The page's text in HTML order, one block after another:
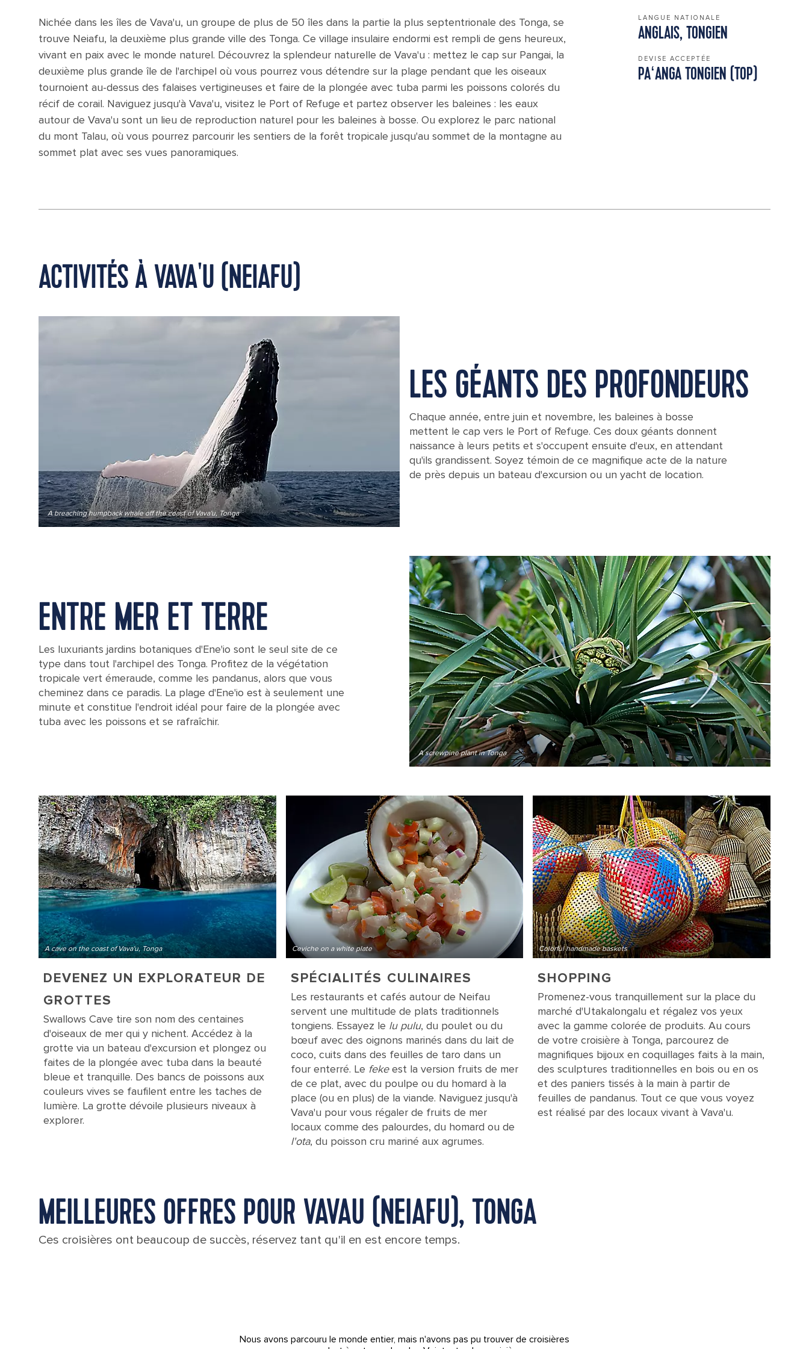
Nichée dans les îles de Vava'u, un groupe de plus de 50 îles dans la partie la plus septentrionale des Tonga, se
trouve Neiafu, la deuxième plus grande ville des Tonga. Ce village insulaire endormi est rempli de gens heureux,
vivant en paix avec le monde naturel. Découvrez la splendeur naturelle de Vava'u : mettez le cap sur Pangai, la
deuxième plus grande île de l'archipel où vous pourrez vous détendre sur la plage pendant que les oiseaux
tournoient au-dessus des falaises vertigineuses et faire de la plongée avec tuba parmi les poissons colorés du
récif de corail. Naviguez jusqu'à Vava'u, visitez le Port of Refuge et partez observer les baleines : les eaux
autour de Vava'u sont un lieu de reproduction naturel pour les baleines à bosse. Ou explorez le parc national
du mont Talau, où vous pourrez parcourir les sentiers de la forêt tropicale jusqu'au sommet de la montagne au
sommet plat avec ses vues panoramiques.
LANGUE NATIONALE
ANGLAIS, TONGIEN
DEVISE ACCEPTÉE
PAʻANGA TONGIEN (TOP)
ACTIVITÉS À VAVA'U (NEIAFU)
A breaching humpback whale off the coast of Vava'u, Tonga
LES GÉANTS DES PROFONDEURS
Chaque année, entre juin et novembre, les baleines à bosse
mettent le cap vers le Port of Refuge. Ces doux géants donnent
naissance à leurs petits et s'occupent ensuite d'eux, en attendant
qu'ils grandissent. Soyez témoin de ce magnifique acte de la nature
de près depuis un bateau d'excursion ou un yacht de location.
A screwpine plant in Tonga
ENTRE MER ET TERRE
Les luxuriants jardins botaniques d'Ene'io sont le seul site de ce
type dans tout l'archipel des Tonga. Profitez de la végétation
tropicale vert émeraude, comme les pandanus, alors que vous
cheminez dans ce paradis. La plage d'Ene'io est à seulement une
minute et constitue l'endroit idéal pour faire de la plongée avec
tuba avec les poissons et se rafraîchir.
A cave on the coast of Vava'u, Tonga
DEVENEZ UN EXPLORATEUR DE
GROTTES
Swallows Cave tire son nom des centaines
d'oiseaux de mer qui y nichent. Accédez à la
grotte via un bateau d'excursion et plongez ou
faites de la plongée avec tuba dans la beauté
bleue et tranquille. Des bancs de poissons aux
couleurs vives se faufilent entre les taches de
lumière. La grotte dévoile plusieurs niveaux à
explorer.
Ceviche on a white plate
SPÉCIALITÉS CULINAIRES
Les restaurants et cafés autour de Neifau
servent une multitude de plats traditionnels
tongiens. Essayez le lu pulu, du poulet ou du
bœuf avec des oignons marinés dans du lait de
coco, cuits dans des feuilles de taro dans un
four enterré. Le fekeest la version fruits de mer
de ce plat, avec du poulpe ou du homard à la
place (ou en plus) de la viande. Naviguez jusqu'à
Vava'u pour vous régaler de fruits de mer
locaux comme des palourdes, du homard ou de
l'ota, du poisson cru mariné aux agrumes.
Colorful handmade baskets
SHOPPING
Promenez-vous tranquillement sur la place du
marché d'Utakalongalu et régalez vos yeux
avec la gamme colorée de produits. Au cours
de votre croisière à Tonga, parcourez de
magnifiques bijoux en coquillages faits à la main,
des sculptures traditionnelles en bois ou en os
et des paniers tissés à la main à partir de
feuilles de pandanus. Tout ce que vous voyez
est réalisé par des locaux vivant à Vava'u.
MEILLEURES OFFRES POUR VAVAU (NEIAFU), TONGA
Ces croisières ont beaucoup de succès, réservez tant qu'il en est encore temps.
Nous avons parcouru le monde entier, mais n'avons pas pu trouver de croisières